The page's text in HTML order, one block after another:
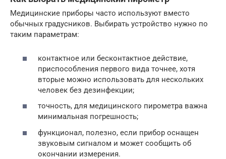
Медицинские приборы часто используют вместо
обычных градусников. Выбирать устройство нужно по
таким параметрам:
контактное или бесконтактное действие,
приспособления первого вида точнее, хотя
вторые можно использовать для нескольких
человек без дезинфекции;
точность, для медицинского пирометра важна
минимальная погрешность;
функционал, полезно, если прибор оснащен
звуковым сигналом и может сообщить об
окончании измерения.